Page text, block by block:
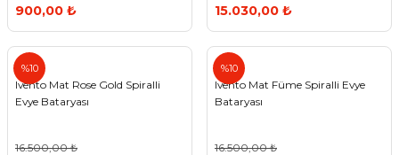
900,00 ₺ 15.030,00 ₺
%10
Ivento Mat Rose Gold Spiralli
Evye Bataryası
16.500,00 ₺
%10
Ivento Mat Füme Spiralli Evye
Bataryası
16.500,00 ₺